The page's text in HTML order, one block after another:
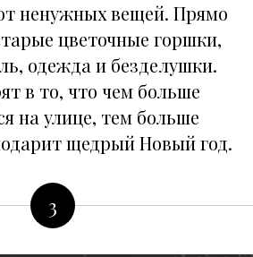
ненужных вещей. Прямо
цветочные горшки,
одежда и безделушки.
в то, что чем больше
на улице, тем больше
щедрый Новый год.
3